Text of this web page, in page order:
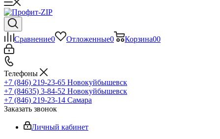
Сравнение0 Отложенные0 Корзина00
Телефоны
+7 (846) 219-23-65 Новокуйбышевск
+7 (84635) 3-84-52 Новокуйбышевск
+7 (846) 219-23-14 Самара
Заказать звонок
Личный кабинет